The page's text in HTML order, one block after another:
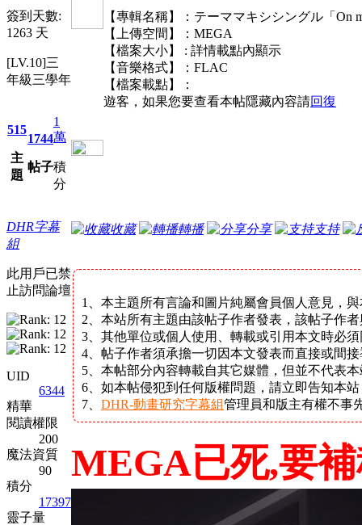
簽到天數:
1263 天
[LV.10]三
年級三學年
515
主
題
1744
帖子
1
萬
積
分
DHR字幕
組
此用戶已禁
止訪問論壇
UID
6344
精華
閱讀權限
200
魔法資質
90
積分
17397
靈子量
【專輯名稱】：テーママキシシングル「On
【上傳空間】：MEGA
【檔案大小】 : 詳情載點內顯示
【音樂格式】：FLAC
【檔案載點】：
遊客，如果您要查看本帖隱藏內容請回復
收藏 轉播 分享 支持
1、本主題所有言論和圖片純屬會員個人意見，
2、本站所有主題由該帖子作者發表，該帖子作者
3、其他單位或個人使用、轉載或引用本文時必
4、帖子作者須承擔一切因本文發表而直接或間
5、本帖部分內容轉載自其它媒體，但並不代表
6、如本帖侵犯到任何版權問題，請立即告知本
7、 DHR-動畫研究字幕組管理員和版主有權不事
MEGA已死,要